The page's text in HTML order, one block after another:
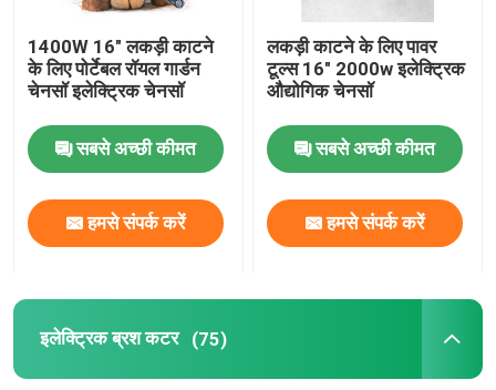
1400W 16" लकड़ी काटने
के लिए पोर्टेबल रॉयल गार्डन
चेनसॉ इलेक्ट्रिक चेनसॉ
सबसे अच्छी कीमत
हमसे संपर्क करें
लकड़ी काटने के लिए पावर
टूल्स 16" 2000w इलेक्ट्रिक
औद्योगिक चेनसॉ
सबसे अच्छी कीमत
हमसे संपर्क करें
इलेक्ट्रिक ब्रश कटर (75)